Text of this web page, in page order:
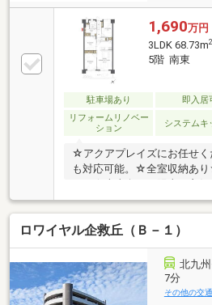
1,690万円
3LDK 68.73m2
5階 南東
駐車場あり 即入居
リフォームリノベー
ション
システムキ
☆アクアプレイズにお任せ
も対応可能。☆全室収納あ
☆守恒中学校エリア
ロワイヤル企救丘（Ｂ－１）
北九
7分
その他の交通